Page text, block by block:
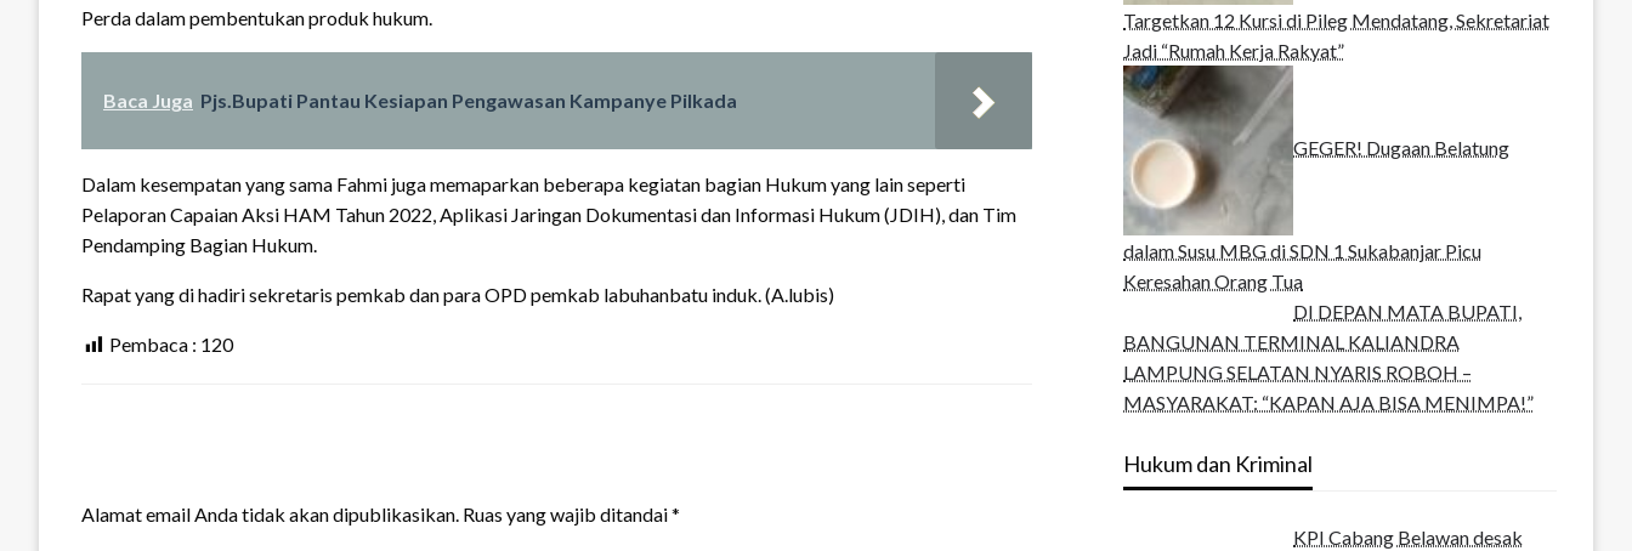
Perda dalam pembentukan produk hukum.
Baca Juga Pjs.Bupati Pantau Kesiapan Pengawasan Kampanye Pilkada
Dalam kesempatan yang sama Fahmi juga memaparkan beberapa kegiatan bagian Hukum yang lain seperti
Pelaporan Capaian Aksi HAM Tahun 2022, Aplikasi Jaringan Dokumentasi dan Informasi Hukum (JDIH), dan Tim
Pendamping Bagian Hukum.
Rapat yang di hadiri sekretaris pemkab dan para OPD pemkab labuhanbatu induk. (A.lubis)
Pembaca : 120
Alamat email Anda tidak akan dipublikasikan. Ruas yang wajib ditandai*
Targetkan 12 Kursi di Pileg Mendatang, Sekretariat
Jadi “Rumah Kerja Rakyat”
GEGER! Dugaan Belatung
dalam Susu MBG di SDN 1 Sukabanjar Picu
Keresahan Orang Tua
DI DEPAN MATA BUPATI,
BANGUNAN TERMINAL KALIANDRA
LAMPUNG SELATAN NYARIS ROBOH –
MASYARAKAT: “KAPAN AJA BISA MENIMPA!”
Hukum dan Kriminal
KPI Cabang Belawan desak